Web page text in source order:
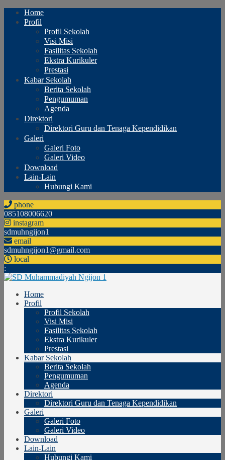
Home
Profil
Profil Sekolah
Visi Misi
Fasilitas Sekolah
Ekstra Kurikuler
Prestasi
Kabar Sekolah
Berita Sekolah
Pengumuman
Agenda
Direktori
Direktori Guru dan Tenaga Kependidikan
Galeri
Galeri Foto
Galeri Video
Download
Lain-Lain
Hubungi Kami
phone
085108006620
instagram
sdmuhngijon1
email
sdmuhngijon1@gmail.com
local
:
Home
Profil
Profil Sekolah
Visi Misi
Fasilitas Sekolah
Ekstra Kurikuler
Prestasi
Kabar Sekolah
Berita Sekolah
Pengumuman
Agenda
Direktori
Direktori Guru dan Tenaga Kependidikan
Galeri
Galeri Foto
Galeri Video
Download
Lain-Lain
Hubungi Kami